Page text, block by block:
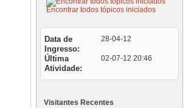
Encontrar todos tópicos iniciados
Data de
Ingresso
28-04-12
Última
Atividade
02-07-12 20:46
Visitantes Recentes